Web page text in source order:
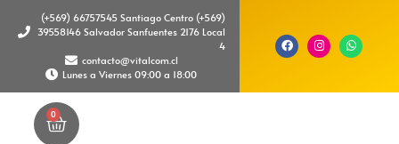
(+569) 66757545 Santiago Centro (+569)
39558146 Salvador Sanfuentes 2176 Local
4
contacto@vitalcom.cl
Lunes a Viernes 09:00 a 18:00
0